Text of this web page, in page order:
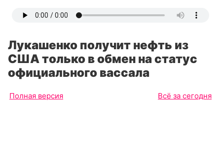
Лукашенко получит нефть из
США только в обмен на статус
официального вассала
Полная версия Всё за сегодня